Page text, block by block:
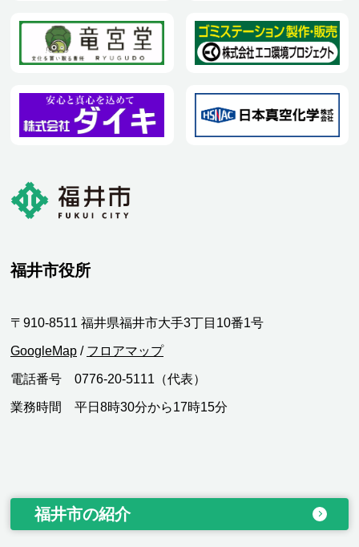
福井市役所
〒910-8511 福井県福井市大手3丁目10番1号
GoogleMap / フロアマップ
電話番号 0776-20-5111（代表）
業務時間 平日8時30分から17時15分
福井市の紹介